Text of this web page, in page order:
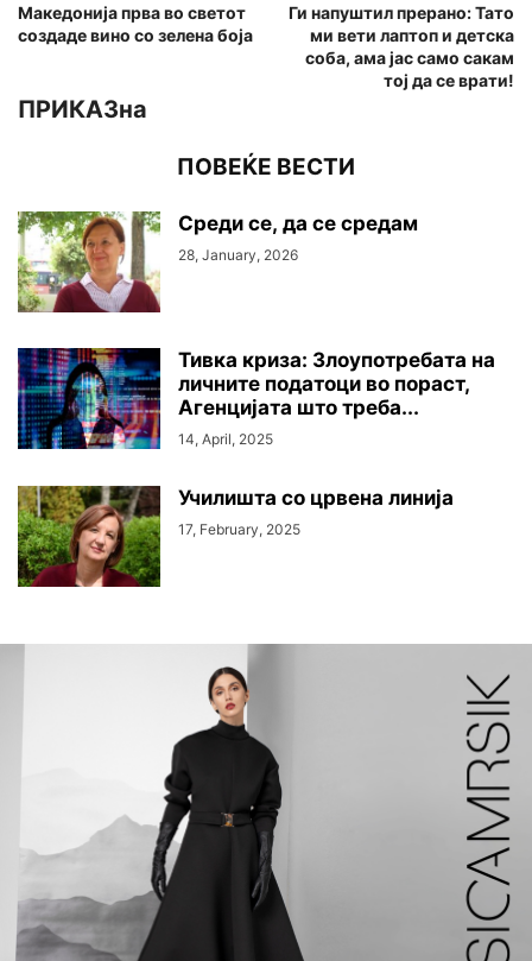
Македонија прва во светот
создаде вино со зелена боја
Ги напуштил прерано: Тато
ми вети лаптоп и детска
соба, ама јас само сакам
тој да се врати!
ПРИКАЗна
ПОВЕЌЕ ВЕСТИ
Среди се, да се средам
28, January, 2026
Тивка криза: Злоупотребата на
личните податоци во пораст,
Агенцијата што треба...
14, April, 2025
Училишта со црвена линија
17, February, 2025